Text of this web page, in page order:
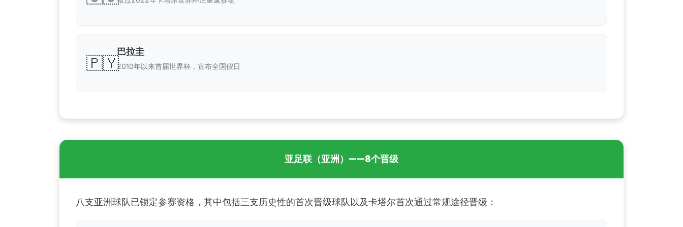
🇵🇾
巴拉圭
2010年以来首届世界杯，宣布全国假日
亚足联（亚洲）——8个晋级
八支亚洲球队已锁定参赛资格，其中包括三支历史性的首次晋级球队以及卡塔尔首次通过常规途径晋级：